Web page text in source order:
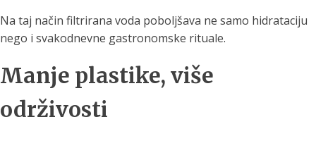
Na taj način filtrirana voda poboljšava ne samo hidrataciju
nego i svakodnevne gastronomske rituale.
Manje plastike, više
održivosti